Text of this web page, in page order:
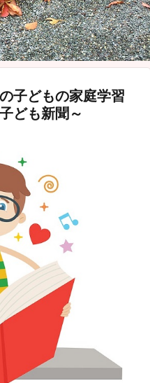
子どもの家庭学習
ども新聞～